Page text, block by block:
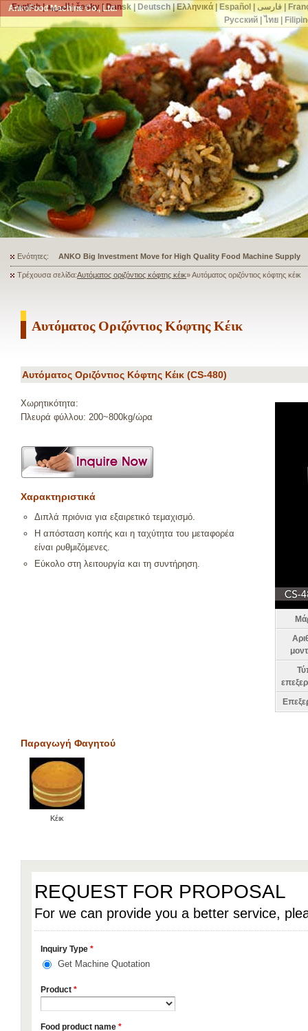
AnkoFood Machine Co., Ltd.
Ενότητες: ANKO's Food Processing Equipment Assists a Shoe Seller to Start
Τρέχουσα σελίδα:Αυτόματος οριζόντιος κόφτης κέικ» Αυτόματος οριζόντιος κόφτης κέικ
Αυτόματος Οριζόντιος Κόφτης Κέικ
Αυτόματος Οριζόντιος Κόφτης Κέικ (CS-480)
Χωρητικότητα:
Πλευρά φύλλου: 200~800kg/ώρα
Χαρακτηριστικά
Διπλά πριόνια για εξαιρετικό τεμαχισμό.
Η απόσταση κοπής και η ταχύτητα του μεταφορέα
είναι ρυθμιζόμενες.
Εύκολο στη λειτουργία και τη συντήρηση.
Παραγωγή Φαγητού
Κέικ
English|العربية|česky| Dansk| Deutsch|Ελληνικά|Español فارسی|
Русский| ไทย|